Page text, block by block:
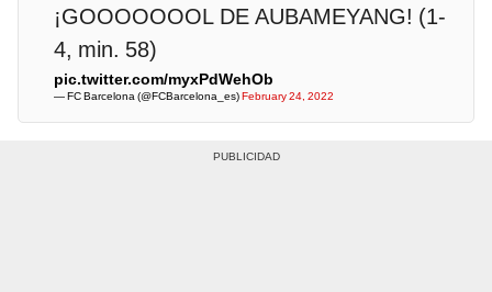
¡GOOOOOOOL DE AUBAMEYANG! (1-
4, min. 58)
pic.twitter.com/myxPdWehOb
— FC Barcelona (@FCBarcelona_es)February 24, 2022